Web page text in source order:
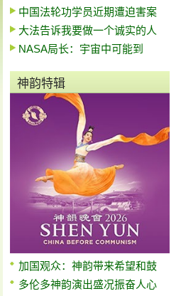
中国法轮功学员近期遭迫害案
大法告诉我要做一个诚实的人
NASA局长：宇宙中可能到
神韵特辑
加国观众：神韵带来希望和鼓
多伦多神韵演出盛况振奋人心